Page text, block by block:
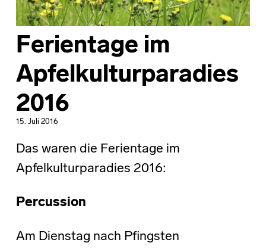
Ferientage im
Apfelkulturparadies
2016
15. Juli 2016
Das waren die Ferientage im
Apfelkulturparadies 2016:
Percussion
Am Dienstag nach Pfingsten